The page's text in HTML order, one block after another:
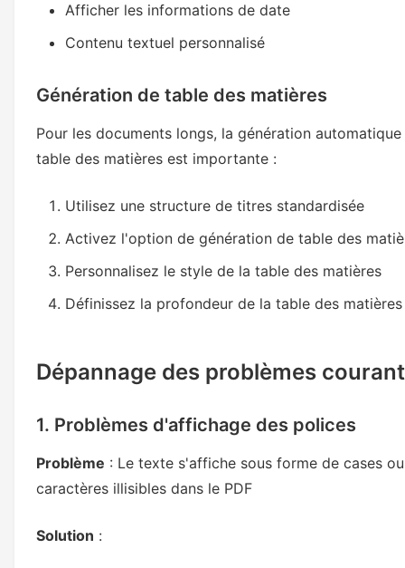
Afficher les informations de date
Contenu textuel personnalisé
Génération de table des matières
Pour les documents longs, la génération automatique
table des matières est importante :
Utilisez une structure de titres standardisée
Activez l'option de génération de table des
Personnalisez le style de la table des matières
Définissez la profondeur de la table des matières
Dépannage des problèmes
1. Problèmes d'affichage des polices
Problème : Le texte s'affiche sous forme de cases
caractères illisibles dans le PDF
Solution :